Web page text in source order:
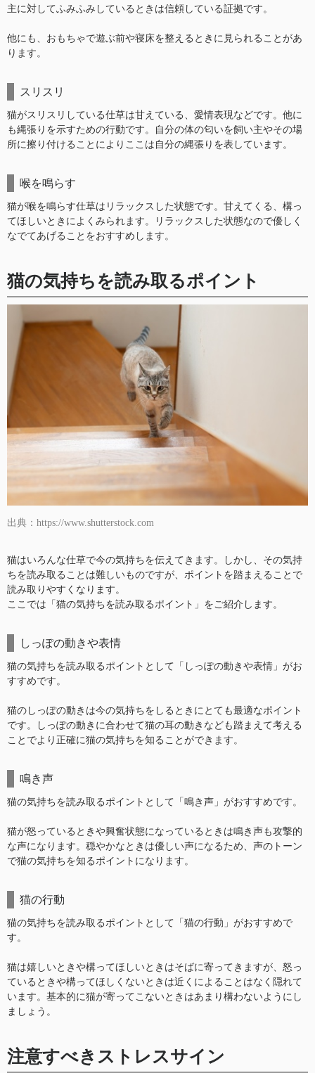
主に対してふみふみしているときは信頼している証拠です。
他にも、おもちゃで遊ぶ前や寝床を整えるときに見られることがあ
ります。
スリスリ
猫がスリスリしている仕草は甘えている、愛情表現などです。他に
も縄張りを示すための行動です。自分の体の匂いを飼い主やその場
所に擦り付けることによりここは自分の縄張りを表しています。
喉を鳴らす
猫が喉を鳴らす仕草はリラックスした状態です。甘えてくる、構っ
てほしいときによくみられます。リラックスした状態なので優しく
なでてあげることをおすすめします。
猫の気持ちを読み取るポイント
出典：https://www.shutterstock.com
猫はいろんな仕草で今の気持ちを伝えてきます。しかし、その気持
ちを読み取ることは難しいものですが、ポイントを踏まえることで
読み取りやすくなります。
ここでは「猫の気持ちを読み取るポイント」をご紹介します。
しっぽの動きや表情
猫の気持ちを読み取るポイントとして「しっぽの動きや表情」がお
すすめです。
猫のしっぽの動きは今の気持ちをしるときにとても最適なポイント
です。しっぽの動きに合わせて猫の耳の動きなども踏まえて考える
ことでより正確に猫の気持ちを知ることができます。
鳴き声
猫の気持ちを読み取るポイントとして「鳴き声」がおすすめです。
猫が怒っているときや興奮状態になっているときは鳴き声も攻撃的
な声になります。穏やかなときは優しい声になるため、声のトーン
で猫の気持ちを知るポイントになります。
猫の行動
猫の気持ちを読み取るポイントとして「猫の行動」がおすすめで
す。
猫は嬉しいときや構ってほしいときはそばに寄ってきますが、怒っ
ているときや構ってほしくないときは近くによることはなく隠れて
います。基本的に猫が寄ってこないときはあまり構わないようにし
ましょう。
注意すべきストレスサイン